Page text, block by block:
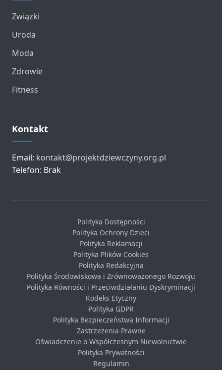
Związki
Uroda
Moda
Zdrowie
Fitness
Kontakt
Email: kontakt@projektdziewczyny.org.pl
Telefon: Brak
Polityka Dostępności
Polityka Ochrony Dzieci
Polityka Reklamacji
Polityka Plików Cookies
Polityka Redakcyjna
Polityka Środowiskowa i Zrównoważonego Rozwoju
Polityka Równości i Przeciwdziałaniu Dyskryminacji
Kodeks Etyczny
Polityka GDPR
Polityka Bezpieczeństwa Informacji
Zastrzeżenia Prawne
Oświadczenie o Współczesnym Niewolnictwie
Polityka Prywatności
Regulamin